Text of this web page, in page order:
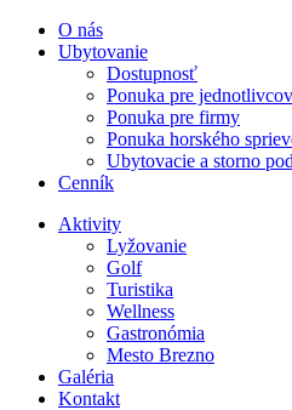
O nás
Ubytovanie
Dostupnosť
Ponuka pre jednotlivcov
Ponuka pre firmy
Ponuka horského
Ubytovacie a storno
Cenník
Aktivity
Lyžovanie
Golf
Turistika
Wellness
Gastronómia
Mesto Brezno
Galéria
Kontakt